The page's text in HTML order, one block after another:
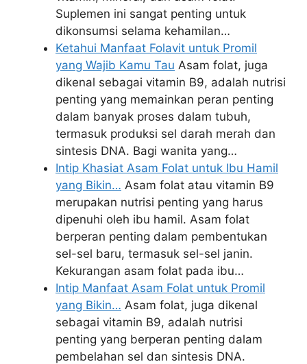
Suplemen ini sangat penting untuk
dikonsumsi selama kehamilan…
Ketahui Manfaat Folavit untuk Promil
yang Wajib Kamu Tau Asam folat, juga
dikenal sebagai vitamin B9, adalah nutrisi
penting yang memainkan peran penting
dalam banyak proses dalam tubuh,
termasuk produksi sel darah merah dan
sintesis DNA. Bagi wanita yang…
Intip Khasiat Asam Folat untuk Ibu Hamil
yang Bikin… Asam folat atau vitamin B9
merupakan nutrisi penting yang harus
dipenuhi oleh ibu hamil. Asam folat
berperan penting dalam pembentukan
sel-sel baru, termasuk sel-sel janin.
Kekurangan asam folat pada ibu…
Intip Manfaat Asam Folat untuk Promil
yang Bikin… Asam folat, juga dikenal
sebagai vitamin B9, adalah nutrisi
penting yang berperan penting dalam
pembelahan sel dan sintesis DNA.